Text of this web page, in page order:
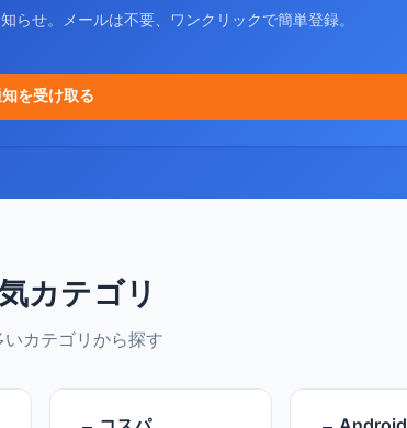
らせ。メールは不要、ワンクリックで簡単登録。
を受け取る
カテゴリ
カテゴリから探す